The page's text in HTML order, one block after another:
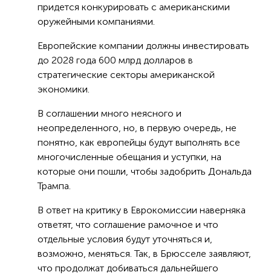
придется конкурировать с американскими
оружейными компаниями.
Европейские компании должны инвестировать
до 2028 года 600 млрд долларов в
стратегические секторы американской
экономики.
В соглашении много неясного и
неопределенного, но, в первую очередь, не
понятно, как европейцы будут выполнять все
многочисленные обещания и уступки, на
которые они пошли, чтобы задобрить Дональда
Трампа.
В ответ на критику в Еврокомиссии наверняка
ответят, что соглашение рамочное и что
отдельные условия будут уточняться и,
возможно, меняться. Так, в Брюсселе заявляют,
что продолжат добиваться дальнейшего